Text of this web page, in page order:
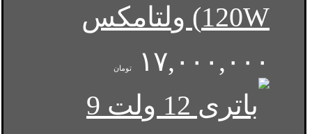
120W) ولتامکس
۱۷,۰۰۰,۰۰۰
تومان